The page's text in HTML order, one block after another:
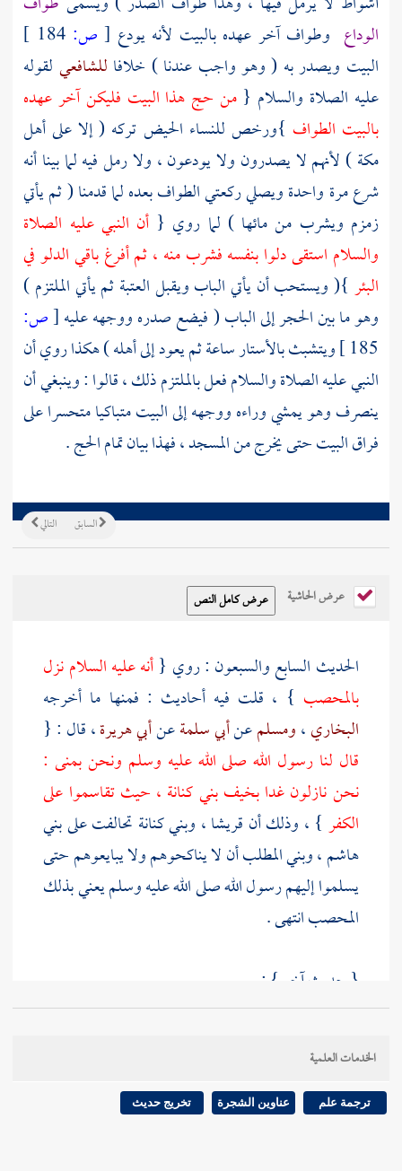
الوداع وطواف آخر عهده بالبيت لأنه يودع [ ص:
البيت ويصدر به ( وهو واجب عندنا ) خلافا للشافعي لقوله
عليه الصلاة والسلام {من حج هذا البيت فليكن آخر عهده
بالبيت الطواف }ورخص للنساء الحيض تركه ( إلا على أهل
مكة) لأنهم لا يصدرون ولا يودعون ، ولا رمل فيه لما بينا أنه
شرع مرة واحدة ويصلي ركعتي الطواف بعده لما قدمنا ( ثم يأتي
زمزم ويشرب من مائها ) لما روي {أن النبي عليه الصلاة
والسلام استقى دلوا بنفسه فشرب منه ، ثم أفرغ باقي الدلو في
البئر }( ويستحب أن يأتي الباب ويقبل العتبة ثم يأتي الملتزم )
وهو ما بين الحجر إلى الباب ( فيضع صدره ووجهه عليه[ص:
185 ] ويتشبث بالأستار ساعة ثم يعود إلى أهله ) هكذا روي أن
النبي عليه الصلاة والسلام فعل بالملتزم ذلك ، قالوا : وينبغي أن
ينصرف وهو يمشي وراءه ووجهه إلى البيت متباكيا متحسرا على
فراق البيت حتى يخرج من المسجد ، فهذا بيان تمام الحج .
التالي السابق
عرض الحاشية
الحديث السابع والسبعون : روي {أنه عليه السلام نزل
بالمحصب } ، قلت فيه أحاديث : فمنها ما أخرجه
البخاري،ومسلمعنأبي سلمةعنأبي هريرة، قال : {
قال لنا رسول الله صلى الله عليه وسلم ونحنبمنى :
نحن نازلون غدابخيف بني كنانة ، حيث تقاسموا على
الكفر } ، وذلك أن قريشا، وبني كنانة تحالفت علىبني
هاشم،وبني المطلبأن لا يناكحوهم ولا يبايعوهم حتى
يسلموا إليهم رسول الله صلى الله عليه وسلم يعني بذلك
المحصبانتهى .
{ حديث آخر } :
أخرجهالبخاري
السلام صلى الظهر والعصر والمغرب والعشاء ، ثم رقد
رقدةبالمحصب، ثم ركب إلىالبيت، فطاف به
الخدمات العلمية
ترجمة علم عناوين الشجرة تخريج حديث